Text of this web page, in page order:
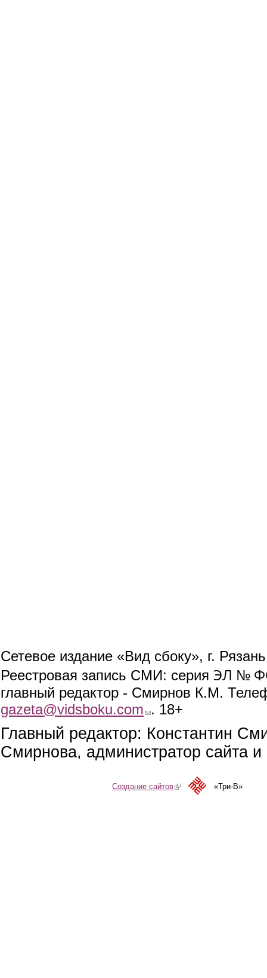
Сетевое издание «Вид сбоку», г.
Реестровая запись СМИ: серия ЭЛ №
главный редактор - Смирнов К.М.
gazeta@vidsboku.com (link sends e-mail)
. 18+
Главный редактор: Константин
Смирнова, администратор сайта
Создание сайтов(link is external)«Три-В»